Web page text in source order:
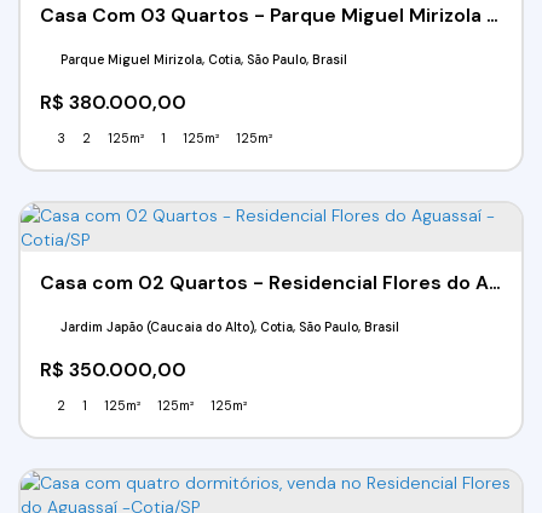
Casa Com 03 Quartos - Parque Miguel Mirizola - Cotia/SP
R$ 380.000,00
Parque Miguel Mirizola, Cotia, São Paulo, Brasil
3 2 125m² 1 125m² 125m²
Casa com 02 Quartos - Residencial Flores do Aguassaí - Cotia/SP
R$ 350.000,00
Jardim Japão (Caucaia do Alto), Cotia, São Paulo, Brasil
2 1 125m² 125m² 125m²